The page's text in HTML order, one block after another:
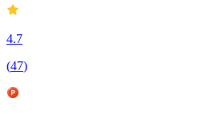
4.7
(47)